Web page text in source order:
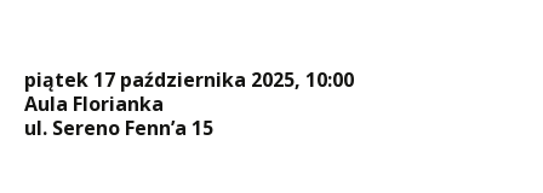
piątek 17 października 2025, 10:00
Aula Florianka
ul. Sereno Fenn’a 15